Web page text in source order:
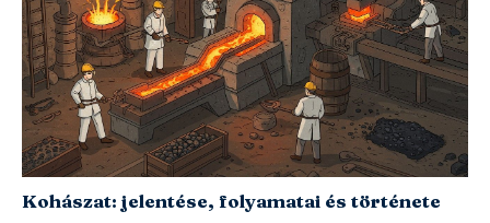
Kohászat: jelentése, folyamatai és története